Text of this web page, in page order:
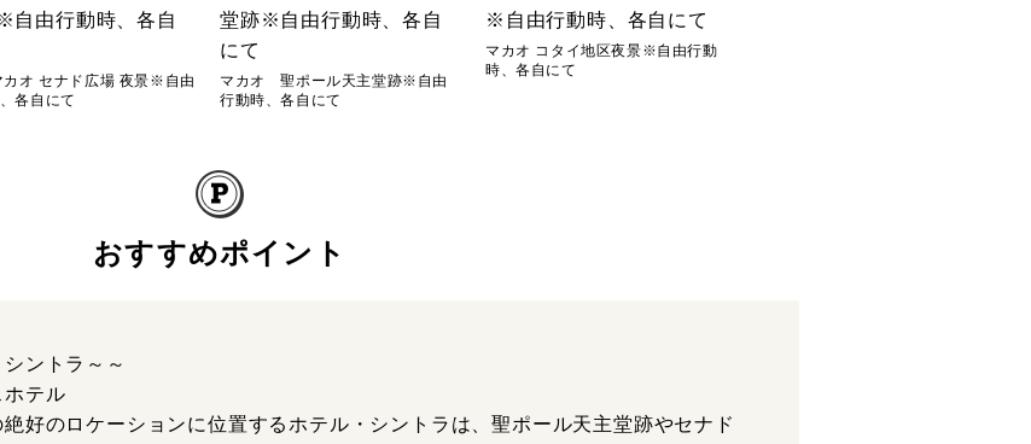
カオ セナド広場 夜景※自由
各自にて
マカオ 聖ポール天主堂跡※自由
行動時、各自にて
マカオ コタイ地区夜景※自由行動
時、各自にて
おすすめポイント
ントラ～～
テル
好のロケーションに位置するホテル・シントラは、聖ポール天主堂跡やセナド